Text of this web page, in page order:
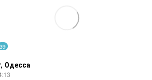
39
Одесса